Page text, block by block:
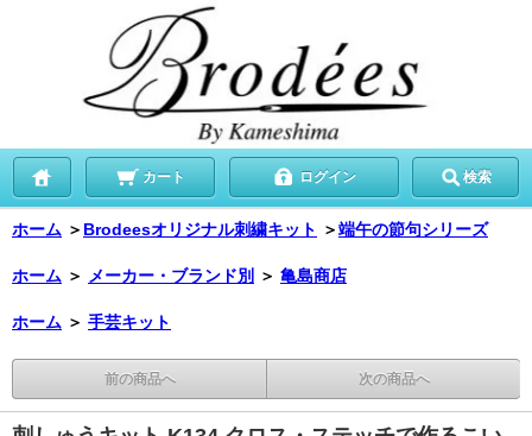
カート ログイン 検索
ホーム ＞ Brodeesオリジナル刺繍キット ＞端午の節句シリーズ
ホーム ＞ メーカー・ブランド別 ＞ 亀島商店
ホーム ＞ 手芸キット
前の商品へ 次の商品へ